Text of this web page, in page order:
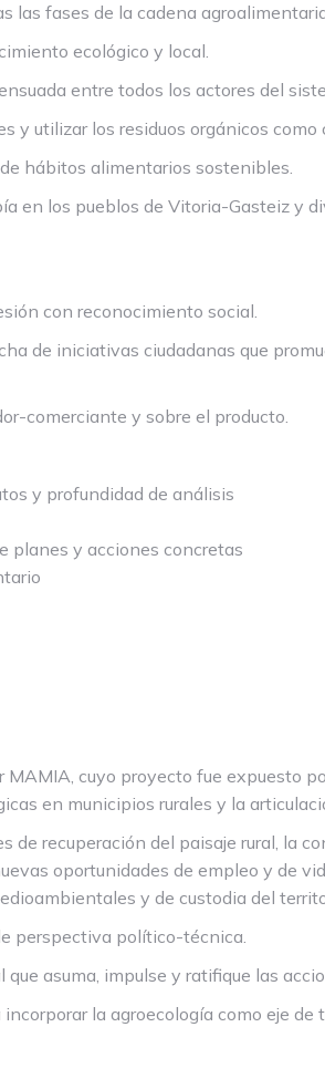
las fases de la cadena
ecológico y local.
entre todos los actores del
y utilizar los residuos orgánicos como
hábitos alimentarios sostenibles.
en los pueblos de Vitoria-Gasteiz y
con reconocimiento social.
de iniciativas ciudadanas que
comerciante y sobre el producto.
y profundidad de análisis
planes y acciones concretas
cuyo proyecto fue expuesto
en municipios rurales y la
recuperación del paisaje rural, la
oportunidades de empleo y de
y de custodia del
perspectiva político-técnica.
asuma, impulse y ratifique las
la agroecología como eje de